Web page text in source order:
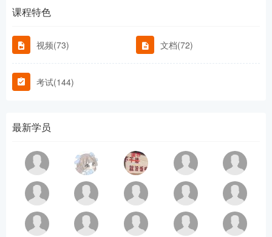
课程特色
视频(73) 文档(72)
考试(144)
最新学员